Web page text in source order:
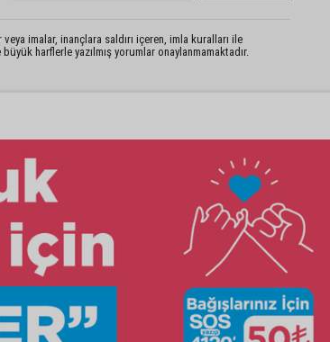
imalar, inançlara saldırı içeren, imla kuralları ile
harflerle yazılmış yorumlar onaylanmamaktadır.